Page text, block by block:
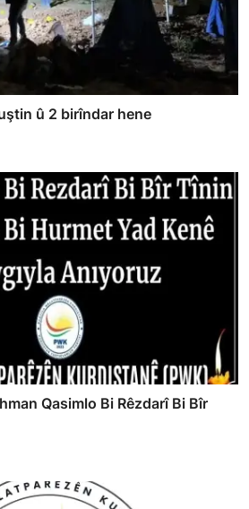
û 2 birîndar hene
Qasimlo Bi Rêzdarî Bi Bîr